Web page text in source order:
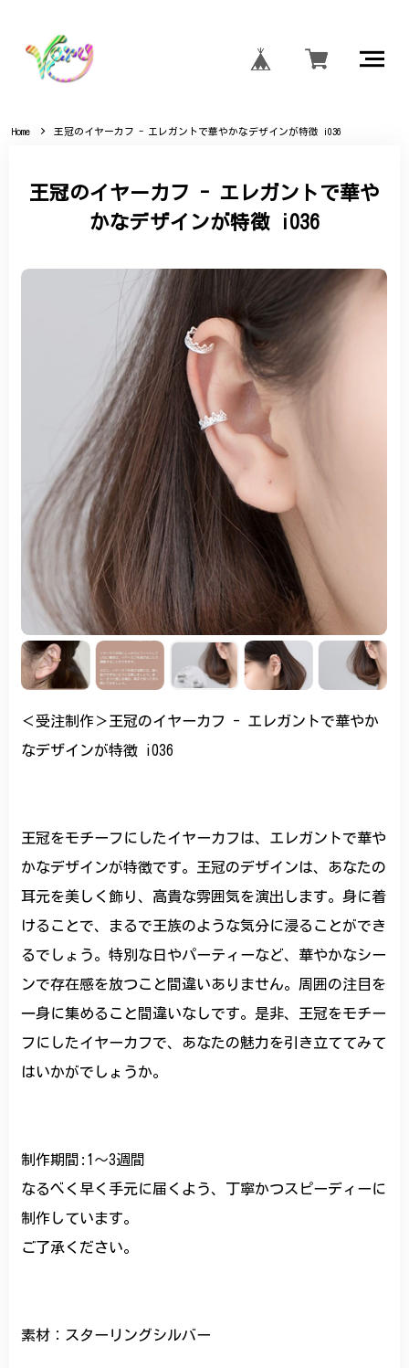
Home 王冠のイヤーカフ - エレガントで華やかなデザインが特徴 i036
王冠のイヤーカフ - エレガントで華や
かなデザインが特徴 i036
＜受注制作＞王冠のイヤーカフ - エレガントで華やか
なデザインが特徴 i036
王冠をモチーフにしたイヤーカフは、エレガントで華や
かなデザインが特徴です。王冠のデザインは、あなたの
耳元を美しく飾り、高貴な雰囲気を演出します。身に着
けることで、まるで王族のような気分に浸ることができ
るでしょう。特別な日やパーティーなど、華やかなシー
ンで存在感を放つこと間違いありません。周囲の注目を
一身に集めること間違いなしです。是非、王冠をモチー
フにしたイヤーカフで、あなたの魅力を引き立ててみて
はいかがでしょうか。
制作期間:1〜3週間
なるべく早く手元に届くよう、丁寧かつスピーディーに
制作しています。
ご了承ください。
素材：スターリングシルバー